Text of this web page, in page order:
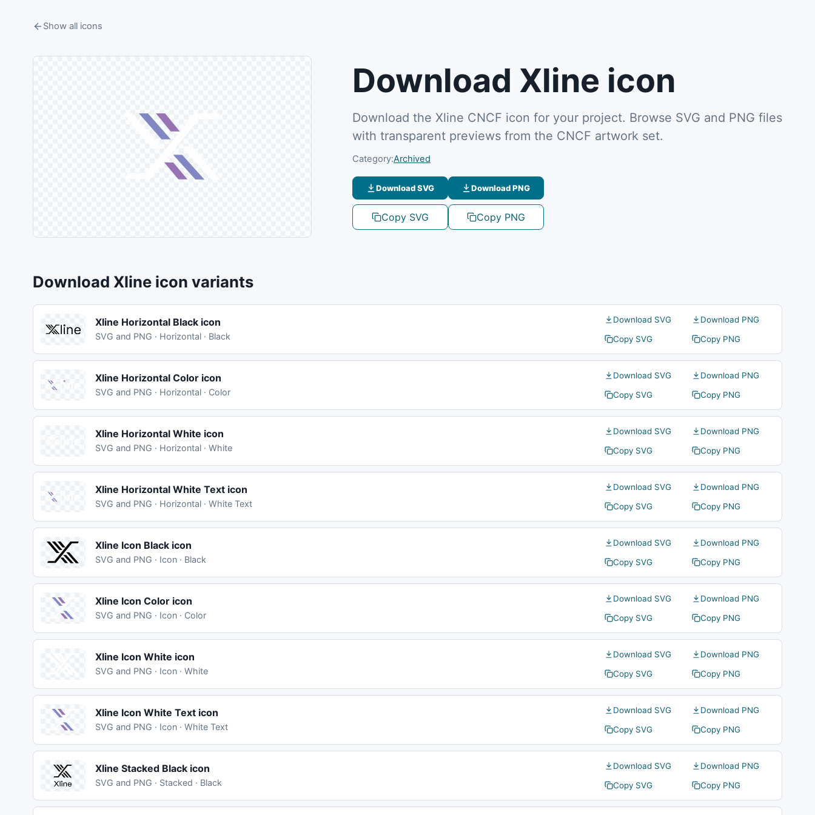
Show all icons
Download Xline icon
Download the Xline CNCF icon for your project. Browse SVG and PNG files
with transparent previews from the CNCF artwork set.
Category:Archived
Download SVG
Copy SVG
Download PNG
Copy PNG
Download Xline icon variants
Xline Horizontal Black icon
SVG and PNG · Horizontal · Black
Download SVG
Download PNG
Copy SVG
Copy PNG
Xline Horizontal Color icon
SVG and PNG · Horizontal · Color
Download SVG
Download PNG
Copy SVG
Copy PNG
Xline Horizontal White icon
SVG and PNG · Horizontal · White
Download SVG
Download PNG
Copy SVG
Copy PNG
Xline Horizontal White Text icon
SVG and PNG · Horizontal · White Text
Download SVG
Download PNG
Copy SVG
Copy PNG
Xline Icon Black icon
SVG and PNG · Icon · Black
Download SVG
Download PNG
Copy SVG
Copy PNG
Xline Icon Color icon
SVG and PNG · Icon · Color
Download SVG
Download PNG
Copy SVG
Copy PNG
Xline Icon White icon
SVG and PNG · Icon · White
Download SVG
Download PNG
Copy SVG
Copy PNG
Xline Icon White Text icon
SVG and PNG · Icon · White Text
Download SVG
Download PNG
Copy SVG
Copy PNG
Xline Stacked Black icon
SVG and PNG · Stacked · Black
Download SVG
Download PNG
Copy SVG
Copy PNG